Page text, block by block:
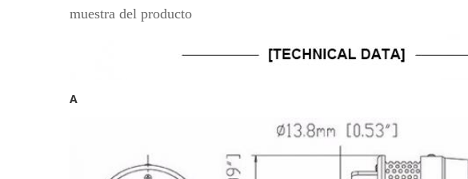
muestra del producto
A